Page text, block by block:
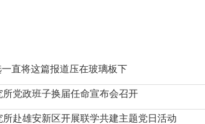
一直将这篇报道压在玻璃板下
所党政班子换届任命宣布会召开
所赴雄安新区开展联学共建主题党日活动